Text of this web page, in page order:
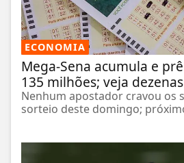
ECONOMIA
Mega-Sena acumula e
135 milhões; veja
Nenhum apostador cravou os
sorteio deste domingo;